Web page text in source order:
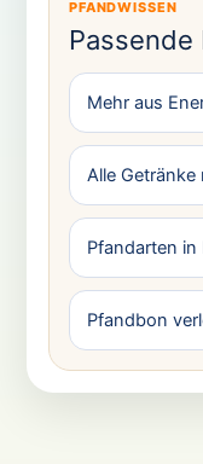
PFANDWISSEN
Passende
Mehr aus
Alle Getränke
Pfandarten in
Pfandbon